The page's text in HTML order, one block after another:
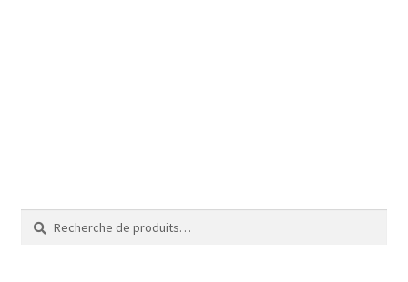
Recherche
pour :
Recherche